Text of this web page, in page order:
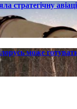
стратегічну
може